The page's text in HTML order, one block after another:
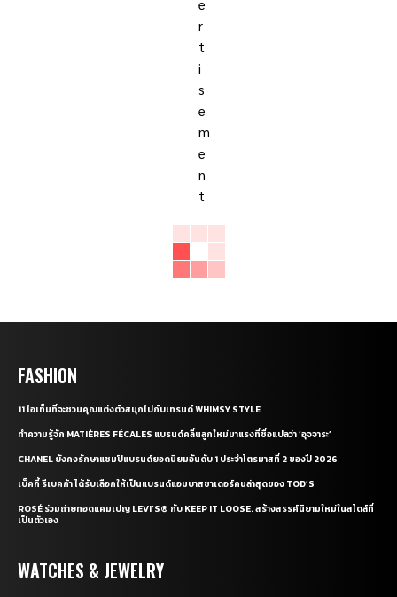
FASHION
11 ไอเท็มที่จะชวนคุณแต่งตัวสนุกไปกับเทรนด์ WHIMSY STYLE
ทำความรู้จัก MATIÈRES FÉCALES แบรนด์คลื่นลูกใหม่มาแรงที่ชื่อแปลว่า ‘อุจจาระ’
CHANEL ยังคงรักษาแชมป์แบรนด์ยอดนิยมอันดับ 1 ประจำไตรมาสที่ 2 ของปี 2026
เบ็คกี้ รีเบคก้า ได้รับเลือกให้เป็นแบรนด์แอมบาสซาเดอร์คนล่าสุดของ TOD’S
ROSÉ ร่วมถ่ายทอดแคมเปญ LEVI’S® กับ KEEP IT LOOSE. สร้างสรรค์นิยามใหม่ในสไตล์ที่
เป็นตัวเอง
WATCHES & JEWELRY